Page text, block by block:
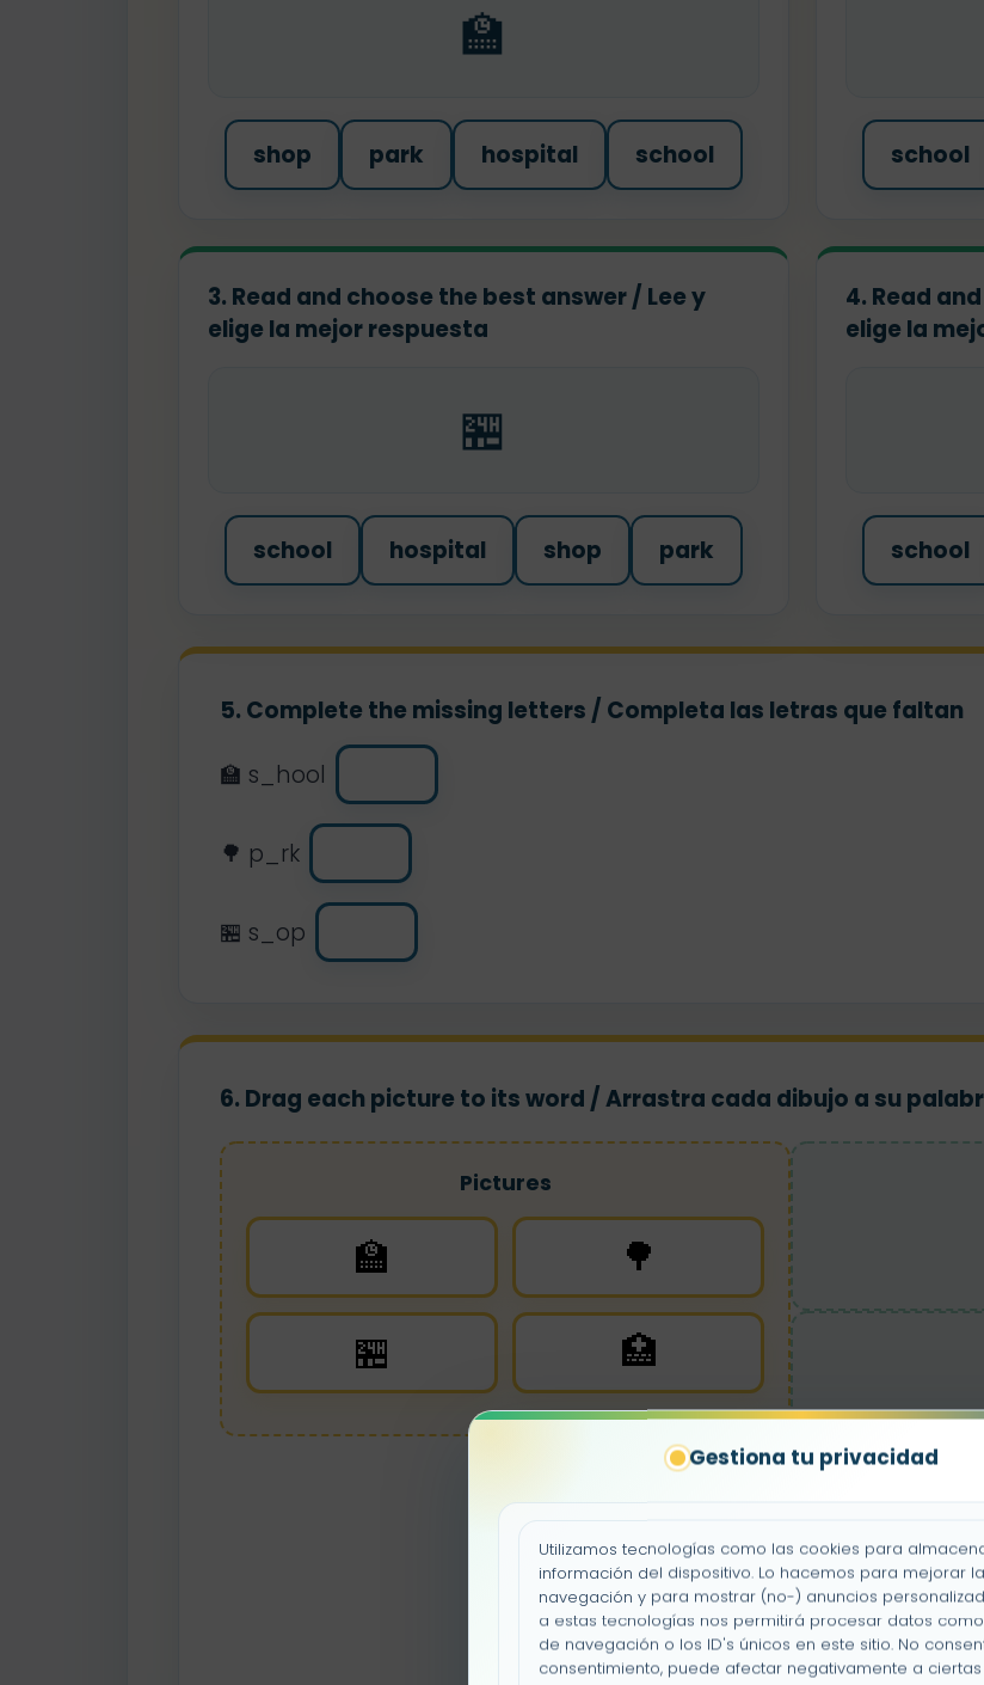
Gestiona tu privacidad
Utilizamos tecnologías como las cookies para
información del dispositivo. Lo hacemos para mejorar
navegación y para mostrar (no-) anuncios
a estas tecnologías nos permitirá procesar datos
de navegación o los ID's únicos en este sitio. No
consentimiento, puede afectar negativamente a ciertas
🏫
shop park hospital school school
3. Read and choose the best answer / Lee y
elige la mejor respuesta
🏪
school hospital shop park
4. Read
elige la
school
5. Complete the missing letters / Completa las letras que faltan
🏫 s_hool
🌳 p_rk
🏪 s_op
6. Drag each picture to its word / Arrastra cada dibujo a su
Pictures
🏫
🌳
🏪
🏥